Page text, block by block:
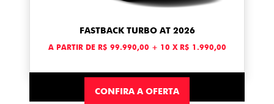
FASTBACK TURBO AT 2026
A PARTIR DE R$ 99.990,00 + 10 X R$ 1.990,00
CONFIRA A OFERTA